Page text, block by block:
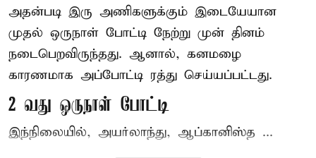
அதன்படி இரு அணிகளுக்கும் இடையேயான
முதல் ஒருநாள் போட்டி நேற்று முன் தினம்
நடைபெறவிருந்தது. ஆனால், கனமழை
காரணமாக அப்போட்டி ரத்து செய்யப்பட்டது.
2 வது ஒருநாள் போட்டி
இந்நிலையில், அயர்லாந்து, ஆப்கானிஸ்த ...